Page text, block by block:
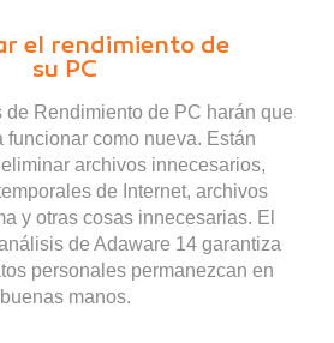
el rendimiento de
su PC
de Rendimiento de PC harán que
funcionar como nueva. Están
archivos innecesarios,
de Internet, archivos
y otras cosas innecesarias. El
de Adaware 14 garantiza
personales permanezcan en
buenas manos.